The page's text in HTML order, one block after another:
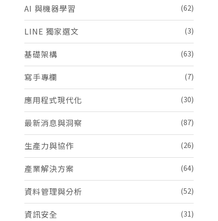
AI 與機器學習 (62)
LINE 獨家選文 (3)
基礎架構 (63)
寫手專欄 (7)
應用程式現代化 (30)
最新消息與洞察 (87)
生產力與協作 (26)
產業解決方案 (64)
資料管理與分析 (52)
資訊安全 (31)